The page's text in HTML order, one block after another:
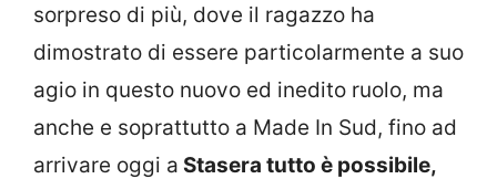
sorpreso di più, dove il ragazzo ha
dimostrato di essere particolarmente a suo
agio in questo nuovo ed inedito ruolo, ma
anche e soprattutto a Made In Sud, fino ad
arrivare oggi a Stasera tutto è possibile,